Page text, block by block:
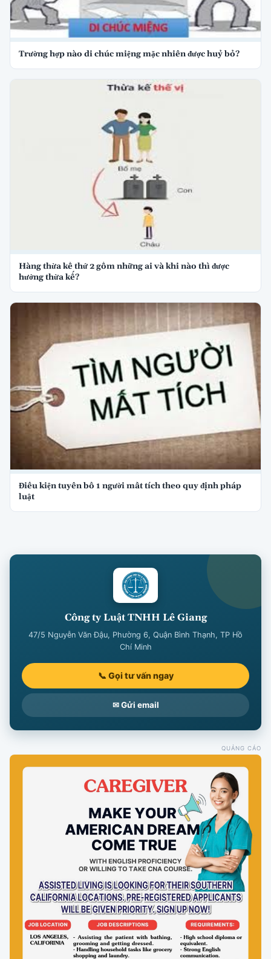
Trường hợp nào di chúc miệng mặc nhiên được huỷ bỏ?
Hàng thừa kế thứ 2 gồm những ai và khi nào thì được
hưởng thừa kế?
Điều kiện tuyên bố 1 người mất tích theo quy định pháp
luật
Công ty Luật TNHH Lê Giang
47/5 Nguyễn Văn Đậu, Phường 6, Quận Bình Thạnh, TP Hồ
Chí Minh
📞 Gọi tư vấn ngay
✉ Gửi email
QUẢNG CÁO